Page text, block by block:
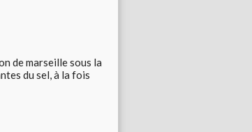
de marseille sous la
du sel, à la fois